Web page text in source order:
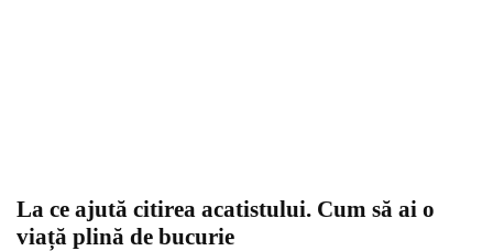
La ce ajută citirea acatistului. Cum să ai o
viață plină de bucurie